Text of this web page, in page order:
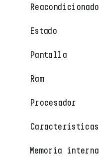
reacondicionado
estado
pantalla
ram
procesador
características
memoria interna